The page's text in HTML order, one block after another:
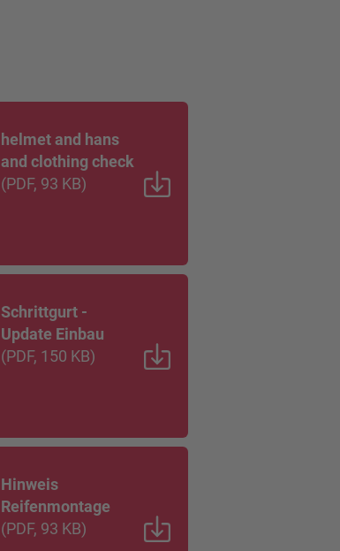
helmet and hans
and clothing check
(PDF, 93 KB)
Schrittgurt -
Update Einbau
(PDF, 150 KB)
Hinweis
Reifenmontage
(PDF, 93 KB)